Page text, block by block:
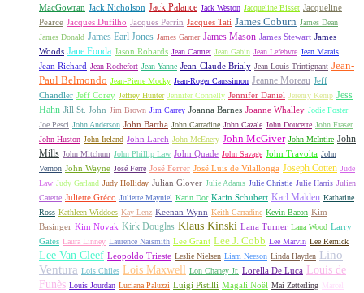
MacGowran Jack Nicholson Jack Palance Jack Weston Jacqueline Bisset Jacqueline
Pearce Jacques Dufilho Jacques Perrin Jacques Tati James Coburn James Dean
James Donald James Earl Jones James Garner James Mason James Stewart James
Woods Jane Fonda Jason Robards Jean Carmet Jean Gabin Jean Lefebvre Jean Marais
Jean Richard Jean Rochefort Jean Yanne Jean-Claude Brialy Jean-Louis Trintignant Jean-
Paul Belmondo Jean-Pierre Mocky Jean-Roger Caussimon Jeanne Moreau Jeff
Chandler Jeff Corey Jeffrey Hunter Jennifer Connelly Jennifer Daniel Jeremy Kemp Jess
Hahn Jill St. John Jim Brown Jim Carrey Joanna Barnes Joanne Whalley Jodie Foster
Joe Pesci John Anderson John Bartha John Carradine John Cazale John Doucette John Fraser
John Huston John Ireland John Larch John McEnery John McGiver John McIntire John
Mills John Mitchum John Phillip Law John Quade John Savage John Travolta John
Vernon John Wayne José Ferre José Ferrer José Luis de Vilallonga Joseph Cotten Jude
Law Judy Garland Judy Holliday Julian Glover Julie Adams Julie Christie Julie Harris Julien
Carette Juliette Gréco Juliette Mayniel Karin Dor Karin Schubert Karl Malden Katharine
Ross Kathleen Widdoes Kay Lenz Keenan Wynn Keith Carradine Kevin Bacon Kim
Basinger Kim Novak Kirk Douglas Klaus Kinski Lana Turner Lana Wood Larry
Gates Laura Linney Laurence Naismith Lee Grant Lee J. Cobb Lee Marvin Lee Remick
Lee Van Cleef Leopoldo Trieste Leslie Nielsen Liam Neeson Linda Hayden Lino
Ventura Lois Chiles Lois Maxwell Lon Chaney Jr. Lorella De Luca Louis de
Funès Louis Jourdan Luciana Paluzzi Luigi Pistilli Magali Noël Mai Zetterling Marcel